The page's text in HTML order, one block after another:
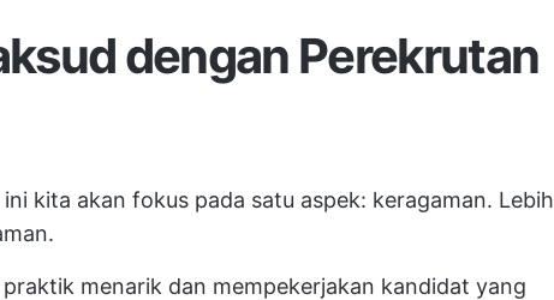
dengan Perekrutan
kita akan fokus pada satu aspek: keragaman. Lebih
menarik dan mempekerjakan kandidat yang